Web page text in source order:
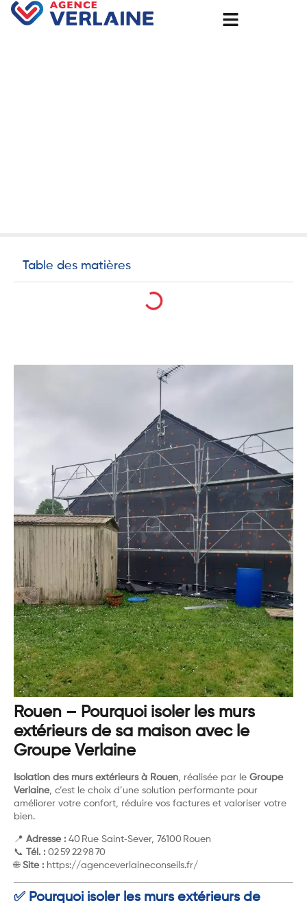
Table des matières
Rouen – Pourquoi isoler les murs
extérieurs de sa maison avec le
Groupe Verlaine
Isolation des murs extérieurs à Rouen , réalisée par le Groupe
Verlaine, c’est le choix d’une solution performante pour
améliorer votre confort, réduire vos factures et valoriser votre
bien.
📍 Adresse : 40 Rue Saint‑Sever, 76100 Rouen
📞
Tél. : 02 59 22 98 70
🌐 Site : https://agenceverlaineconseils.fr/
✅ Pourquoi isoler les murs extérieurs de